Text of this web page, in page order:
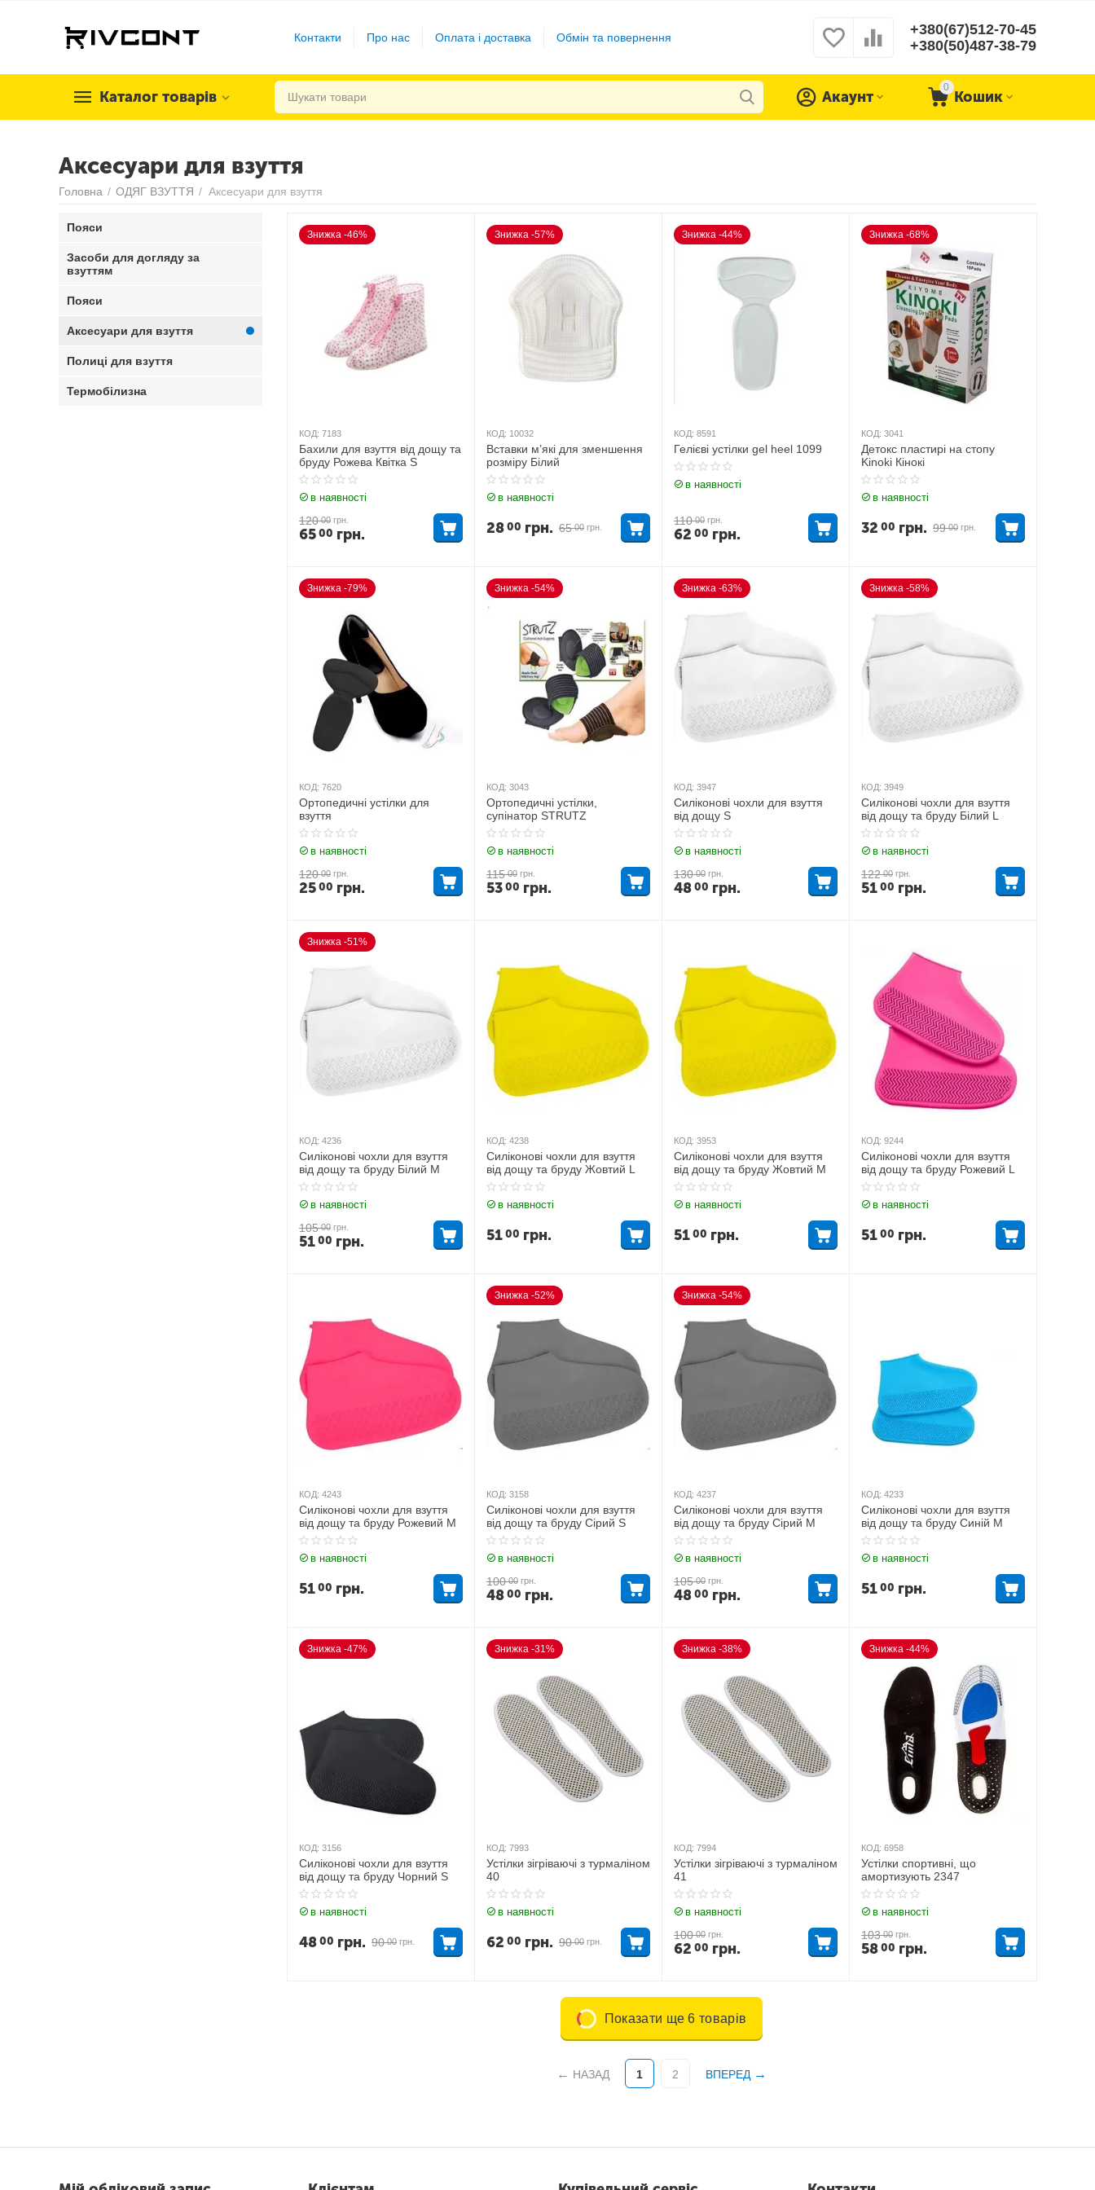
Контакти Про нас Оплата і доставка Обмін та повернення
+380(67)512-70-45
+380(50)487-38-79
Каталог товарів
0
Кошик
Акаунт
Аксесуари для взуття
Головна / ОДЯГ ВЗУТТЯ / Аксесуари для взуття
Знижка -46%
КОД: 7183
Бахили для взуття від дощу та
бруду Рожева Квітка S
в наявності
120 00 грн.
6500 грн.
Знижка -57%
КОД: 10032
Вставки м’які для зменшення
розміру Білий
в наявності
65 00 грн.
2800 грн.
Знижка -44%
КОД: 8591
Гелієві устілки gel heel 1099
в наявності
110 00 грн.
62 00 грн.
Знижка -68%
КОД: 3041
Детокс пластирі на стопу
Kinoki Кінокі
в наявності
99 00 грн.
32 00 грн.
Знижка -79%
КОД: 7620
Ортопедичні устілки для
взуття
в наявності
120 00 грн.
2500 грн.
Знижка -54%
КОД: 3043
Ортопедичні устілки,
супінатор STRUTZ
в наявності
115 00 грн.
5300 грн.
Знижка -63%
КОД: 3947
Силіконові чохли для взуття
від дощу S
в наявності
130 00 грн.
4800 грн.
Знижка -58%
КОД: 3949
Силіконові чохли для взуття
від дощу та бруду Білий L
в наявності
122 00 грн.
5100 грн.
Знижка -51%
КОД: 4236
Силіконові чохли для взуття
від дощу та бруду Білий М
в наявності
105 00 грн.
5100 грн.
КОД: 4238
Силіконові чохли для взуття
від дощу та бруду Жовтий L
в наявності
5100 грн.
КОД: 3953
Силіконові чохли для взуття
від дощу та бруду Жовтий M
в наявності
5100 грн.
КОД: 9244
Силіконові чохли для взуття
від дощу та бруду Рожевий L
в наявності
5100 грн.
КОД: 4243
Силіконові чохли для взуття
від дощу та бруду Рожевий M
в наявності
5100 грн.
Знижка -52%
КОД: 3158
Силіконові чохли для взуття
від дощу та бруду Сірий S
в наявності
100 00 грн.
4800 грн.
Знижка -54%
КОД: 4237
Силіконові чохли для взуття
від дощу та бруду Сірий М
в наявності
105 00 грн.
4800 грн.
КОД: 4233
Силіконові чохли для взуття
від дощу та бруду Синій M
в наявності
5100 грн.
Знижка -47%
КОД: 3156
Силіконові чохли для взуття
від дощу та бруду Чорний S
в наявності
90 00 грн.
4800 грн.
Знижка -31%
КОД: 7993
Устілки зігріваючі з турмаліном
40
в наявності
90 00 грн.
62 00 грн.
Знижка -38%
КОД: 7994
Устілки зігріваючі з турмаліном
41
в наявності
100 00 грн.
62 00 грн.
Знижка -44%
КОД: 6958
Устілки спортивні, що
амортизують 2347
в наявності
103 00 грн.
5800 грн.
Показати ще 6 товарів
НАЗАД 1 2 ВПЕРЕД
Пояси
Засоби для догляду за
взуттям
Пояси
Аксесуари для взуття
Полиці для взуття
Термобілизна